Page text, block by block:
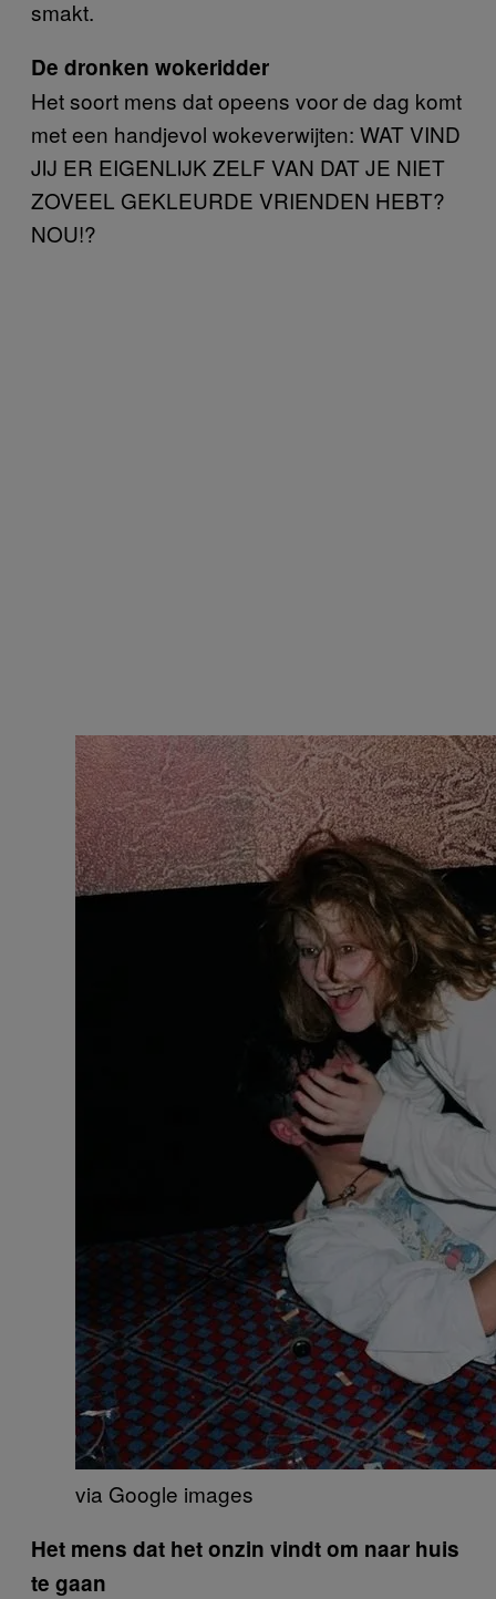
smakt.
De dronken wokeridder
Het soort mens dat opeens voor de dag komt
met een handjevol wokeverwijten: WAT VIND
JIJ ER EIGENLIJK ZELF VAN DAT JE NIET
ZOVEEL GEKLEURDE VRIENDEN HEBT?
NOU!?
via Google images
Het mens dat het onzin vindt om naar huis
te gaan